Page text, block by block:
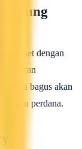
internet dengan
gunakan
bagus akan
kartu perdana.